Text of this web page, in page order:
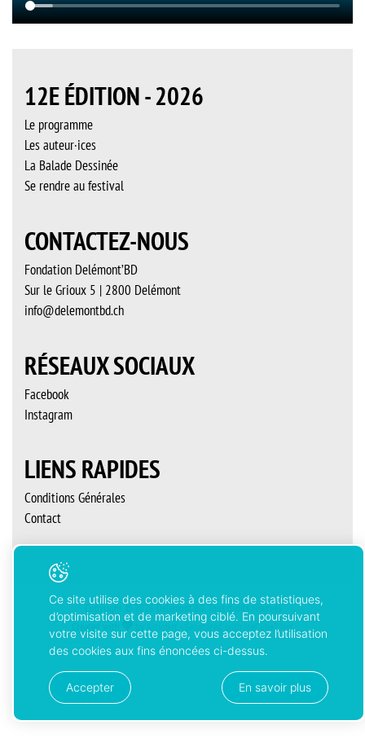
12E ÉDITION - 2026
Le programme
Les auteur·ices
La Balade Dessinée
Se rendre au festival
CONTACTEZ-NOUS
Fondation Delémont’BD
Sur le Grioux 5 | 2800 Delémont
info@delemontbd.ch
RÉSEAUX SOCIAUX
Facebook
Instagram
LIENS RAPIDES
Conditions Générales
Contact
Copyright © 2026 Delémont’BD. Tous droits réservés
Created with
byArtionet Generated with IceCube2.Net
Ce site utilise des cookies à des fins de statistiques,
d’optimisation et de marketing ciblé. En poursuivant
votre visite sur cette page, vous acceptez l’utilisation
des cookies aux fins énoncées ci-dessus.
Accepter En savoir plus